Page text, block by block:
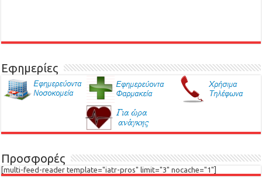
Εφημερίες
Προσφορές
[multi-feed-reader template="iatr-pros" limit="3" nocache="1"]